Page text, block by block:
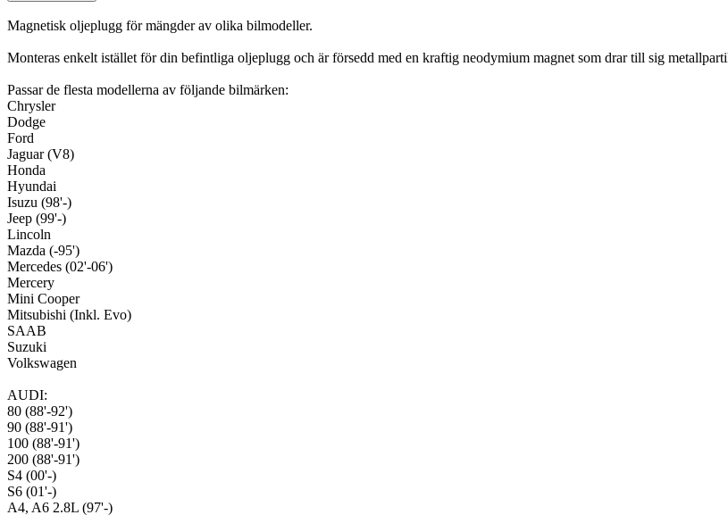
Magnetisk oljeplugg för mängder av olika bilmodeller.
Monteras enkelt istället för din befintliga oljeplugg och är försedd med en kraftig neodymium magnet som drar till sig
Passar de flesta modellerna av följande bilmärken:
Chrysler
Dodge
Ford
Jaguar (V8)
Honda
Hyundai
Isuzu (98'-)
Jeep (99'-)
Lincoln
Mazda (-95')
Mercedes (02'-06')
Mercery
Mini Cooper
Mitsubishi (Inkl. Evo)
SAAB
Suzuki
Volkswagen
AUDI:
80 (88'-92')
90 (88'-91')
100 (88'-91')
200 (88'-91')
S4 (00'-)
S6 (01'-)
A4, A6 2.8L (97'-)